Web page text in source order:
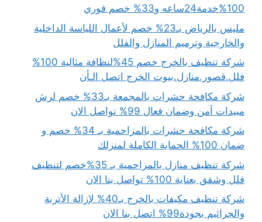
100%خدمة24ساعه و33% خصم فوري
مليس بالرياض بـ23% خصم لأعمال اللياسة الداخلية
والخارجية وترميم المنازل والفلل
شركة تنظيف بالخرج خصم 45%لنظافة مثالية 100%
فلل.قصور.منازل.بيوت الخرج اتصل الـأن
شركة مكافحة حشرات بالمجمعة بـ33% خصم لرش
مبيدات آمن وضمان فعال 99% تواصل الان
شركة مكافحة حشرات بالمزاحمية بـ 34% خصم و
ضمان 100% الحماية الكاملة لمنزلك
شركة تنظيف منازل بالمزاحمية بـ 35%خصم لتنظيف
فلل وشقق بعناية 100% تواصل بنا الان
شركة تنظيف مكيفات بالخرج بـ40% لإزالة الأتربة
والجراثيم بجودة99% اتصل بنا الان